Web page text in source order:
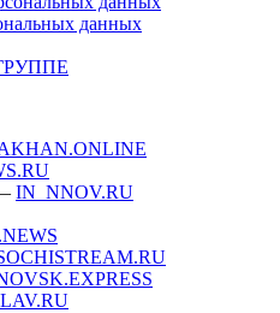
данных
IN_NNOV.RU